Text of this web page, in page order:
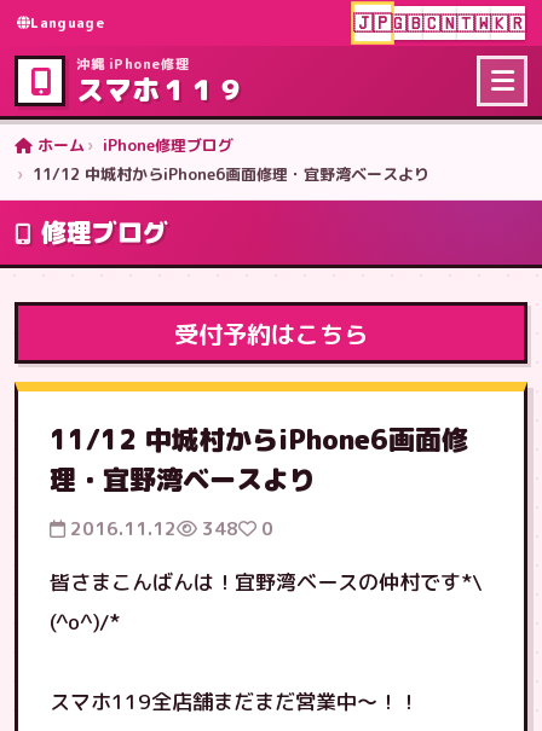
Language 🇯🇵🇬🇧🇨🇳🇹🇼🇰🇷
沖縄 iPhone修理
スマホ１１９
ホーム
iPhone修理ブログ
11/12 中城村からiPhone6画面修理・宜野湾ベースより
修理ブログ
受付予約はこちら
11/12 中城村からiPhone6画面修
理・宜野湾ベースより
2016.11.12 348 0
皆さまこんばんは！宜野湾ベースの仲村です*\
(^o^)/*
スマホ119全店舗まだまだ営業中〜！！